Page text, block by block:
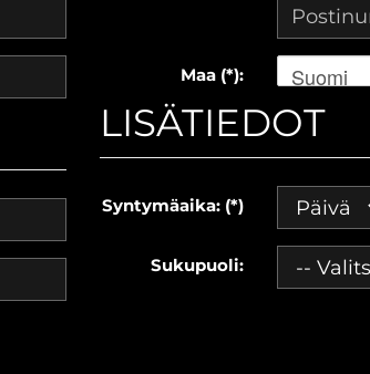
Maa (*): Suomi
LISÄTIEDOT
Syntymäaika: (*)
Sukupuoli: